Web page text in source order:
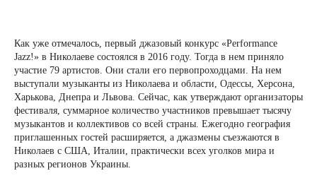
Как уже отмечалось, первый джазовый конкурс «Performance
Jazz!» в Николаеве состоялся в 2016 году. Тогда в нем приняло
участие 79 артистов. Они стали его первопроходцами. На нем
выступали музыканты из Николаева и области, Одессы, Херсона,
Харькова, Днепра и Львова. Сейчас, как утверждают организаторы
фестиваля, суммарное количество участников превышает тысячу
музыкантов и коллективов со всей страны. Ежегодно география
приглашенных гостей расширяется, а джазмены съезжаются в
Николаев с США, Италии, практически всех уголков мира и
разных регионов Украины.